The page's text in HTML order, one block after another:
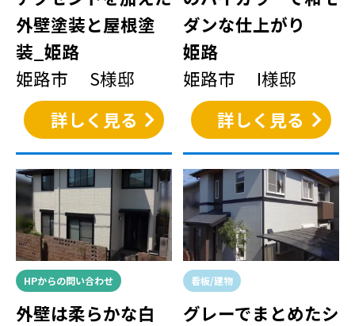
外壁塗装と屋根塗
装_姫路
姫路市 S様邸
詳しく見る
ダンな仕上がり
姫路
姫路市 I様邸
詳しく見る
HPからの問い合わせ
外壁は柔らかな白
看板/建物
グレーでまとめたシ